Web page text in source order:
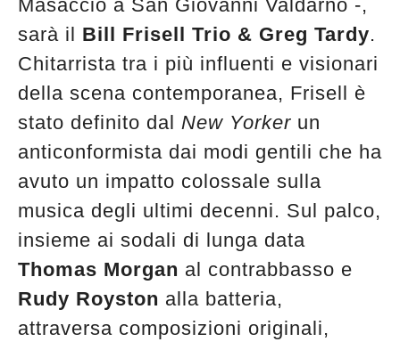
Masaccio a San Giovanni Valdarno -,
sarà il Bill Frisell Trio & Greg Tardy.
Chitarrista tra i più influenti e visionari
della scena contemporanea, Frisell è
stato definito dal New Yorker un
anticonformista dai modi gentili che ha
avuto un impatto colossale sulla
musica degli ultimi decenni. Sul palco,
insieme ai sodali di lunga data
Thomas Morgan al contrabbasso e
Rudy Royston alla batteria,
attraversa composizioni originali,